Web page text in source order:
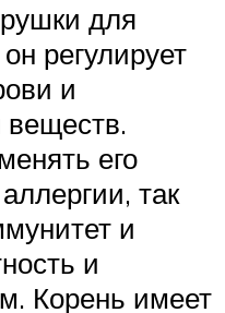
для
регулирует
и
веществ.
его
так
и
и
Корень имеет